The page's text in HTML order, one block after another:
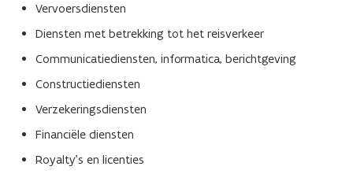
Vervoersdiensten
Diensten met betrekking tot het reisverkeer
Communicatiediensten, informatica, berichtgeving
Constructiediensten
Verzekeringsdiensten
Financiële diensten
Royalty’s en licenties